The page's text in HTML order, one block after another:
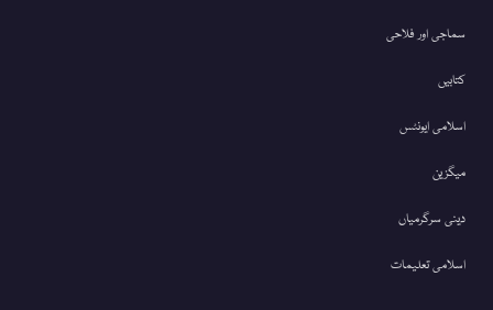
سماجی اور فلاحی
کتابیں
اسلامی ایونٹس
میگزین
دینی سرگرمیاں
اسلامی تعلیمات